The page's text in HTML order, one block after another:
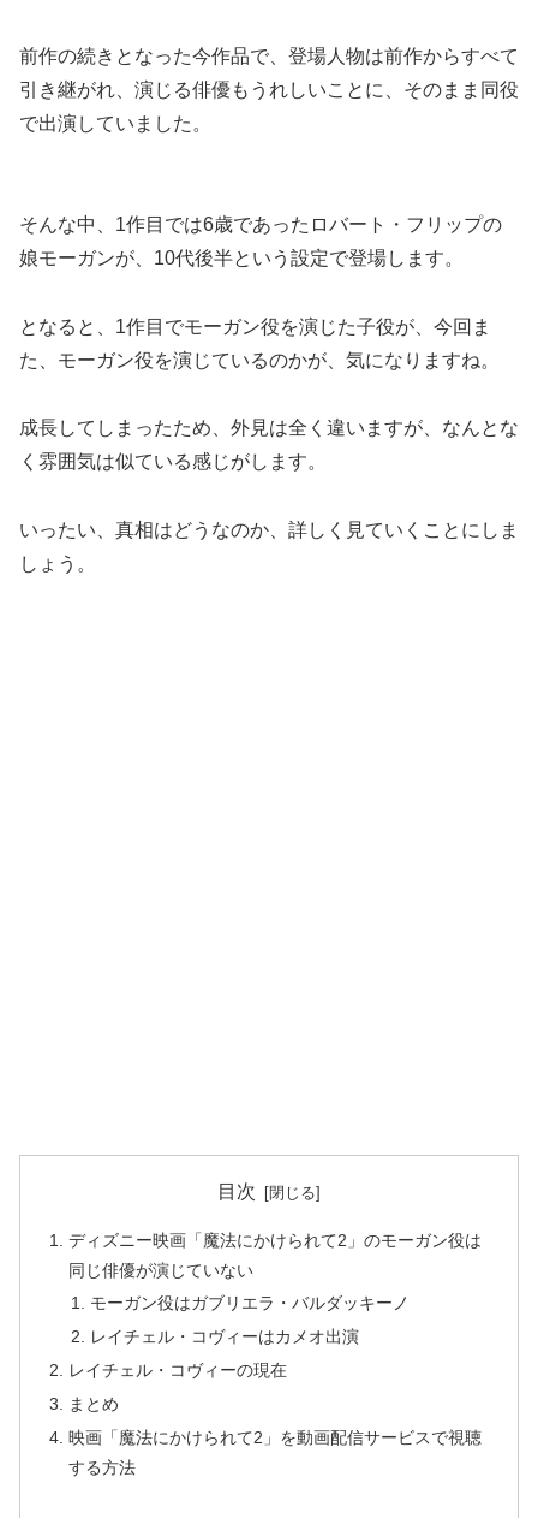
前作の続きとなった今作品で、登場人物は前作からすべて
引き継がれ、演じる俳優もうれしいことに、そのまま同役
で出演していました。
そんな中、1作目では6歳であったロバート・フリップの
娘モーガンが、10代後半という設定で登場します。
となると、1作目でモーガン役を演じた子役が、今回ま
た、モーガン役を演じているのかが、気になりますね。
成長してしまったため、外見は全く違いますが、なんとな
く雰囲気は似ている感じがします。
いったい、真相はどうなのか、詳しく見ていくことにしま
しょう。
目次
ディズニー映画「魔法にかけられて2」のモーガン役は
同じ俳優が演じていない
モーガン役はガブリエラ・バルダッキーノ
レイチェル・コヴィーはカメオ出演
レイチェル・コヴィーの現在
まとめ
映画「魔法にかけられて2」を動画配信サービスで視聴
する方法